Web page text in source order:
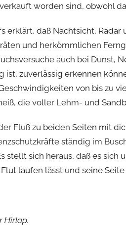
worden sind, obwohl
erklärt, daß Nachtsicht,
und herkömmlichen
auch bei Dunst,
zuverlässig erkennen
von bis zu
die voller Lehm- und
Fluß zu beiden Seiten mit
ständig im
stellt sich heraus, daß es sich
laufen lässt und seine
Hirlap.